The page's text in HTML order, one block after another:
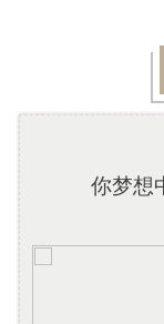
你梦想